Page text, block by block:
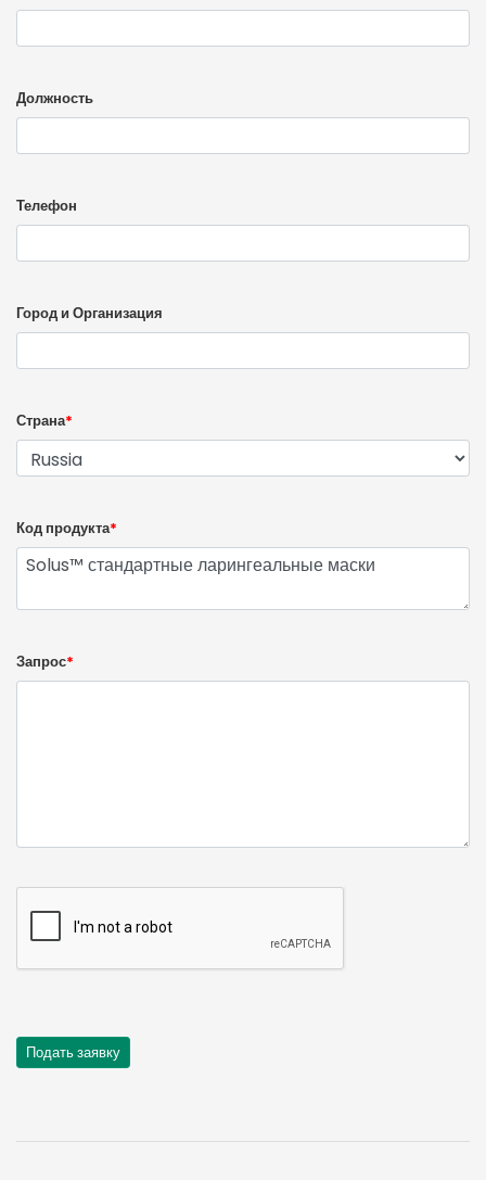
Должность
Телефон
Город и Организация
Страна*
Код продукта*
Запрос*